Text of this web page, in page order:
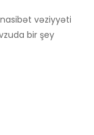
vəziyyəti
bir şey